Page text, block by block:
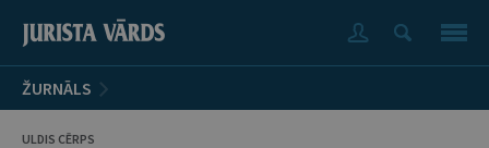
ŽURNĀLS
ULDIS CĒRPS